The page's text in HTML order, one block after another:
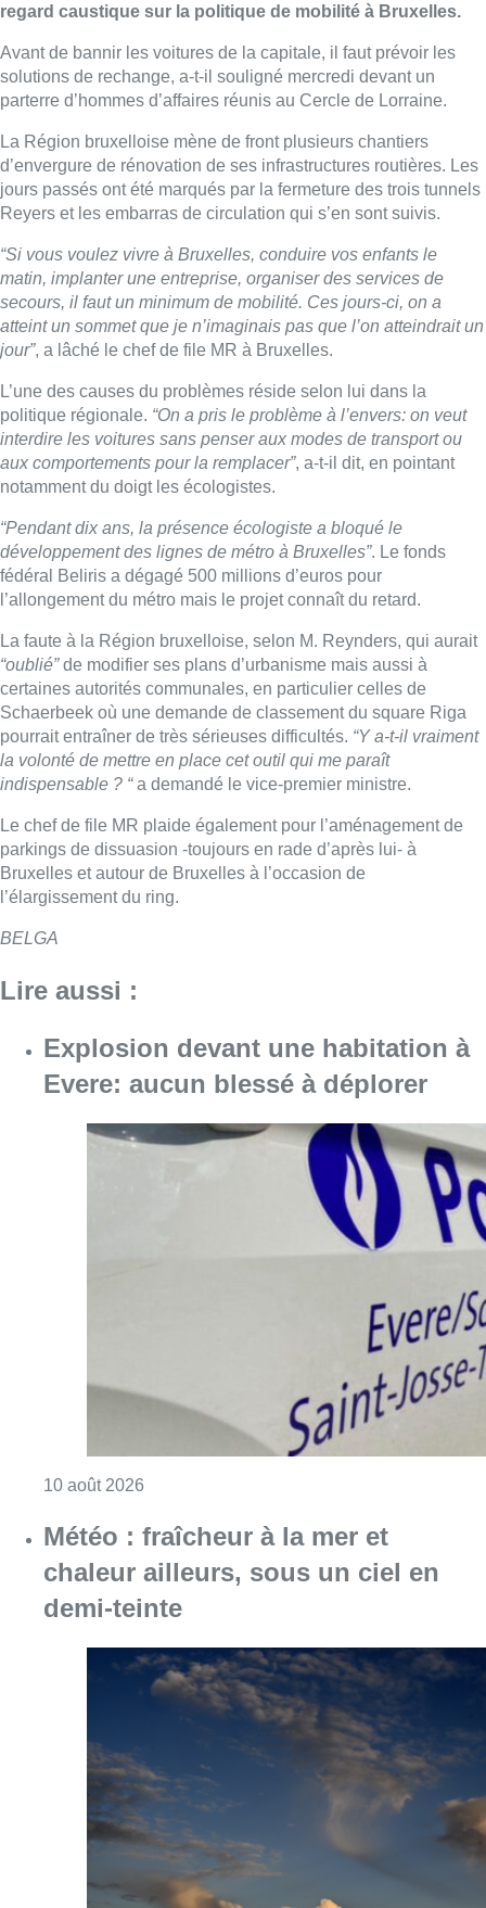
regard caustique sur la politique de mobilité à Bruxelles.
Avant de bannir les voitures de la capitale, il faut prévoir les
solutions de rechange, a-t-il souligné mercredi devant un
parterre d’hommes d’affaires réunis au Cercle de Lorraine.
La Région bruxelloise mène de front plusieurs chantiers
d’envergure de rénovation de ses infrastructures routières. Les
jours passés ont été marqués par la fermeture des trois tunnels
Reyers et les embarras de circulation qui s’en sont suivis.
“Si vous voulez vivre à Bruxelles, conduire vos enfants le
matin, implanter une entreprise, organiser des services de
secours, il faut un minimum de mobilité. Ces jours-ci, on a
atteint un sommet que je n’imaginais pas que l’on atteindrait un
jour”, a lâché le chef de file MR à Bruxelles.
L’une des causes du problèmes réside selon lui dans la
politique régionale. “On a pris le problème à l’envers: on veut
interdire les voitures sans penser aux modes de transport ou
aux comportements pour la remplacer”, a-t-il dit, en pointant
notamment du doigt les écologistes.
“Pendant dix ans, la présence écologiste a bloqué le
développement des lignes de métro à Bruxelles”. Le fonds
fédéral Beliris a dégagé 500 millions d’euros pour
l’allongement du métro mais le projet connaît du retard.
La faute à la Région bruxelloise, selon M. Reynders, qui aurait
“oublié”de modifier ses plans d’urbanisme mais aussi à
certaines autorités communales, en particulier celles de
Schaerbeek où une demande de classement du square Riga
pourrait entraîner de très sérieuses difficultés. “Y a-t-il vraiment
la volonté de mettre en place cet outil qui me paraît
indispensable ? “a demandé le vice-premier ministre.
Le chef de file MR plaide également pour l’aménagement de
parkings de dissuasion -toujours en rade d’après lui- à
Bruxelles et autour de Bruxelles à l’occasion de
l’élargissement du ring.
BELGA
Lire aussi :
Explosion devant une habitation à
Evere: aucun blessé à déplorer
10 août 2026
Météo : fraîcheur à la mer et
chaleur ailleurs, sous un ciel en
demi-teinte